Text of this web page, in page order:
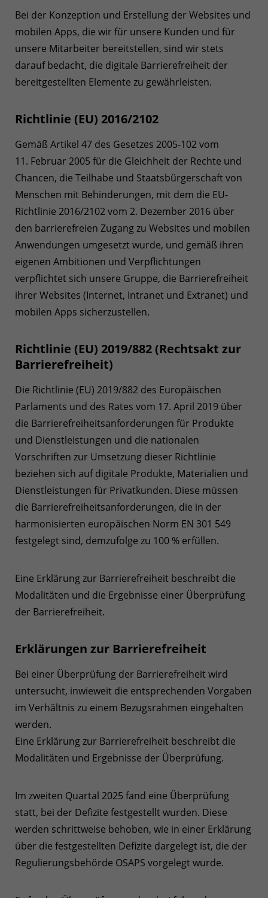
Bei der Konzeption und Erstellung der Websites und
mobilen Apps, die wir für unsere Kunden und für
unsere Mitarbeiter bereitstellen, sind wir stets
darauf bedacht, die digitale Barrierefreiheit der
bereitgestellten Elemente zu gewährleisten.
Richtlinie (EU) 2016/2102
Gemäß Artikel 47 des Gesetzes 2005-102 vom
11. Februar 2005 für die Gleichheit der Rechte und
Chancen, die Teilhabe und Staatsbürgerschaft von
Menschen mit Behinderungen, mit dem die EU-
Richtlinie 2016/2102 vom 2. Dezember 2016 über
den barrierefreien Zugang zu Websites und mobilen
Anwendungen umgesetzt wurde, und gemäß ihren
eigenen Ambitionen und Verpflichtungen
verpflichtet sich unsere Gruppe, die Barrierefreiheit
ihrer Websites (Internet, Intranet und Extranet) und
mobilen Apps sicherzustellen.
Richtlinie (EU) 2019/882 (Rechtsakt zur
Barrierefreiheit)
Die Richtlinie (EU) 2019/882 des Europäischen
Parlaments und des Rates vom 17. April 2019 über
die Barrierefreiheitsanforderungen für Produkte
und Dienstleistungen und die nationalen
Vorschriften zur Umsetzung dieser Richtlinie
beziehen sich auf digitale Produkte, Materialien und
Dienstleistungen für Privatkunden. Diese müssen
die Barrierefreiheitsanforderungen, die in der
harmonisierten europäischen Norm EN 301 549
festgelegt sind, demzufolge zu 100 % erfüllen.
Eine Erklärung zur Barrierefreiheit beschreibt die
Modalitäten und die Ergebnisse einer Überprüfung
der Barrierefreiheit.
Erklärungen zur Barrierefreiheit
Bei einer Überprüfung der Barrierefreiheit wird
untersucht, inwieweit die entsprechenden Vorgaben
im Verhältnis zu einem Bezugsrahmen eingehalten
werden.
Eine Erklärung zur Barrierefreiheit beschreibt die
Modalitäten und Ergebnisse der Überprüfung.
Im zweiten Quartal 2025 fand eine Überprüfung
statt, bei der Defizite festgestellt wurden. Diese
werden schrittweise behoben, wie in einer Erklärung
über die festgestellten Defizite dargelegt ist, die der
Regulierungsbehörde OSAPS vorgelegt wurde.